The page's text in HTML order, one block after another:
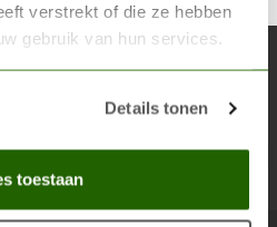
verstrekt of die ze hebben
gebruik van hun services.
Details tonen
toestaan
onze nieuwsbrief
over onze laatste acties